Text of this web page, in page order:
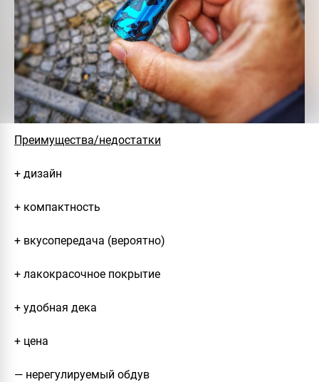
Преимущества/недостатки
+ дизайн
+ компактность
+ вкусопередача (вероятно)
+ лакокрасочное покрытие
+ удобная дека
+ цена
— нерегулируемый обдув